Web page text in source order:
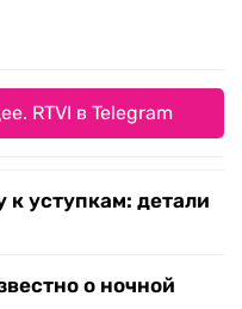
RTVI в Telegram
уступкам: детали
о ночной